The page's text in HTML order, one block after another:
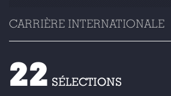
CARRIÈRE INTERNATIONALE
22 SÉLECTIONS